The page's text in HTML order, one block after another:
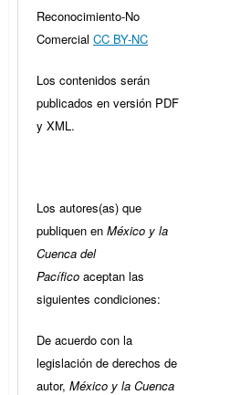
Reconocimiento-No
Comercial CC BY-NC
Los contenidos serán
publicados en versión PDF
y XML.
Los autores(as) que
publiquen en México y la
Cuenca del
Pacífico aceptan las
siguientes condiciones:
De acuerdo con la
legislación de derechos de
autor, México y la Cuenca